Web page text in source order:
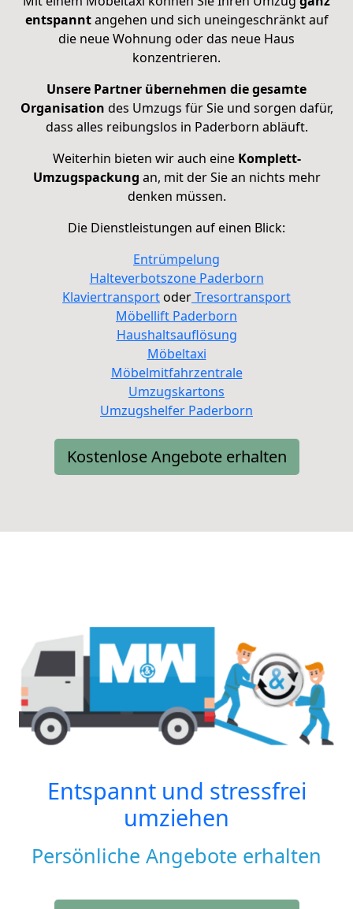
entspanntangehen und sich uneingeschränkt auf
die neue Wohnung oder das neue Haus
konzentrieren.
Unsere Partner übernehmen die gesamte
Organisation des Umzugs für Sie und sorgen dafür,
dass alles reibungslos in Paderborn abläuft.
Weiterhin bieten wir auch eine Komplett-
Umzugspackung an, mit der Sie an nichts mehr
denken müssen.
Die Dienstleistungen auf einen Blick:
Entrümpelung
Halteverbotszone Paderborn
KlaviertransportoderTresortransport
Möbellift Paderborn
Haushaltsauflösung
Möbeltaxi
Möbelmitfahrzentrale
Umzugskartons
Umzugshelfer Paderborn
Kostenlose Angebote erhalten
Entspannt und stressfrei
umziehen
Persönliche Angebote erhalten